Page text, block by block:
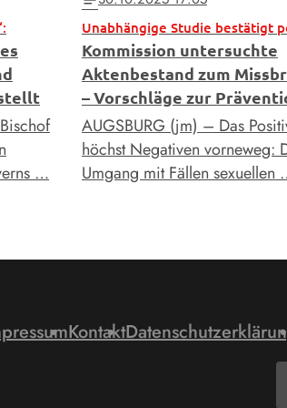
…
Kommission untersuchte
Aktenbestand zum
– Vorschläge zur
AUGSBURG (jm) – Das
höchst Negativen vorneweg:
Umgang mit Fällen sexuellen
Kontakt